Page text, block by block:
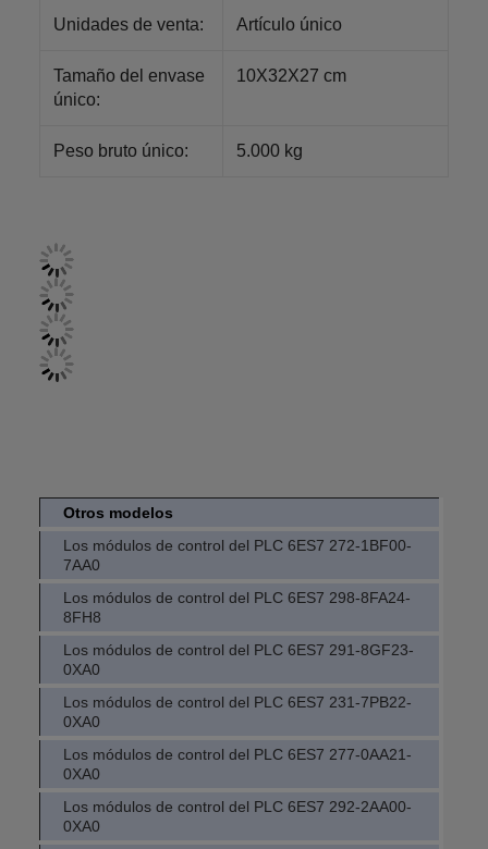
Unidades de venta: Artículo único
Tamaño del envase
único:
10X32X27 cm
Peso bruto único: 5.000 kg
Otros modelos
Los módulos de control del PLC 6ES7 272-1BF00-
7AA0
Los módulos de control del PLC 6ES7 298-8FA24-
8FH8
Los módulos de control del PLC 6ES7 291-8GF23-
0XA0
Los módulos de control del PLC 6ES7 231-7PB22-
0XA0
Los módulos de control del PLC 6ES7 277-0AA21-
0XA0
Los módulos de control del PLC 6ES7 292-2AA00-
0XA0